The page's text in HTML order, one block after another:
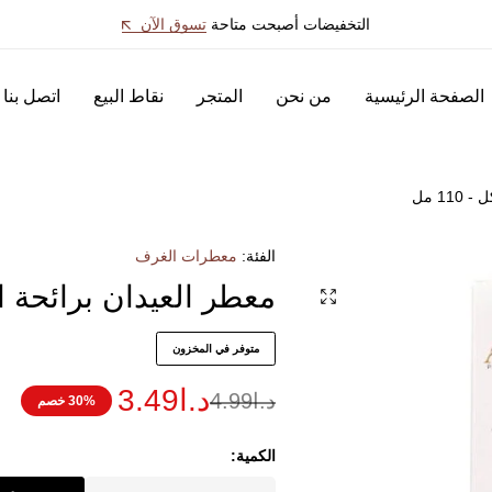
التخفيضات أصبحت متاحة تسوق الآن
الصفحة الرئيسية من نحن المتجر نقاط البيع اتصل بنا
مل
الفئة: معطرات الغرف
معطر العيدان برائحة
متوفر في المخزون
د.ا4.99د.ا 3.49 30% خصم
الكمية: